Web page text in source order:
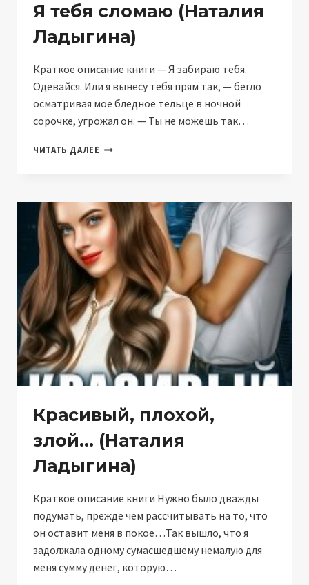
Я тебя сломаю (Наталия
Ладыгина)
Краткое описание книги — Я забираю тебя.
Одевайся. Или я вынесу тебя прям так, — бегло
осматривая мое бледное тельце в ночной
сорочке, угрожал он. — Ты не можешь так…
ЧИТАТЬ ДАЛЕЕ Я
ЛАДЫГИНА)
Красивый, плохой,
злой… (Наталия
Ладыгина)
Краткое описание книги Нужно было дважды
подумать, прежде чем рассчитывать на то, что
он оставит меня в покое…Так вышло, что я
задолжала одному сумасшедшему немалую для
меня сумму денег, которую…